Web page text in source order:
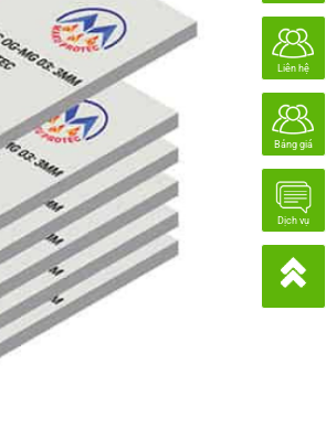
Liên hệ
Bảng giá
Dịch vụ